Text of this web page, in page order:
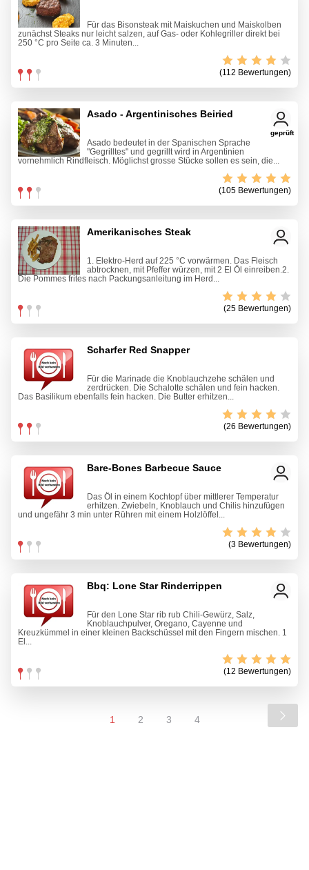
Für das Bisonsteak mit Maiskuchen und Maiskolben
zunächst Steaks nur leicht salzen, auf Gas- oder Kohlegriller direkt bei
250 °C pro Seite ca. 3 Minuten...
(112 Bewertungen)
geprüft
Asado - Argentinisches Beiried
Asado bedeutet in der Spanischen Sprache
"Gegrilltes" und gegrillt wird in Argentinien
vornehmlich Rindfleisch. Möglichst grosse Stücke sollen es sein, die...
(105 Bewertungen)
Amerikanisches Steak
1. Elektro-Herd auf 225 °C vorwärmen. Das Fleisch
abtrocknen, mit Pfeffer würzen, mit 2 El Öl einreiben.2.
Die Pommes frites nach Packungsanleitung im Herd...
(25 Bewertungen)
Scharfer Red Snapper
Für die Marinade die Knoblauchzehe schälen und
zerdrücken. Die Schalotte schälen und fein hacken.
Das Basilikum ebenfalls fein hacken. Die Butter erhitzen...
(26 Bewertungen)
Bare-Bones Barbecue Sauce
Das Öl in einem Kochtopf über mittlerer Temperatur
erhitzen. Zwiebeln, Knoblauch und Chilis hinzufügen
und ungefähr 3 min unter Rühren mit einem Holzlöffel...
(3 Bewertungen)
Bbq: Lone Star Rinderrippen
Für den Lone Star rib rub Chili-Gewürz, Salz,
Knoblauchpulver, Oregano, Cayenne und
Kreuzkümmel in einer kleinen Backschüssel mit den Fingern mischen. 1
El...
(12 Bewertungen)
1 2 3 4